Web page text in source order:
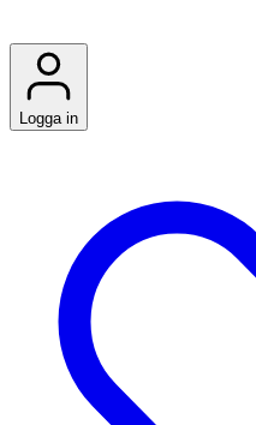
Logga in